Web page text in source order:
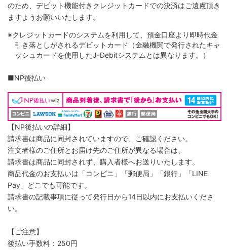
のため、デビット機能付きクレジットカードでの決済はご遠慮頂き
ますようお願いいたします。
※クレジットカードのシステムを利用して、預金口座より即時代金
引き落としがされるデビットカード（金融機関で発行されたキャ
ッシュカードを使用したJ-Debitシステムとは異なります。）
■NP後払い
【NP後払いの詳細】
請求書は商品に同封されていますので、ご確認ください。
注文者様のご住所とお届け先のご住所が異なる場合は、
請求書は商品に同封されず、購入者様へお送りいたします。
商品代金のお支払いは「コンビニ」「郵便局」「銀行」「LINE
Pay」どこでも可能です。
請求書の記載事項に従って発行日から14日以内にお支払いくださ
い。
【ご注意】
後払い手数料：250円